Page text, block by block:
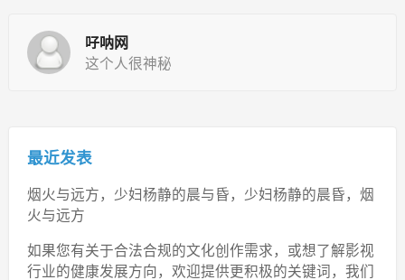
吇呐网
这个人很神秘
最近发表
烟火与远方，少妇杨静的晨与昏，少妇杨静的晨昏，烟
火与远方
如果您有关于合法合规的文化创作需求，或想了解影视
行业的健康发展方向，欢迎提供更积极的关键词，我们